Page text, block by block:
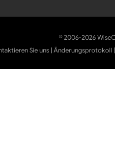
© 2006-2026
Sie uns |Änderungsprotokoll